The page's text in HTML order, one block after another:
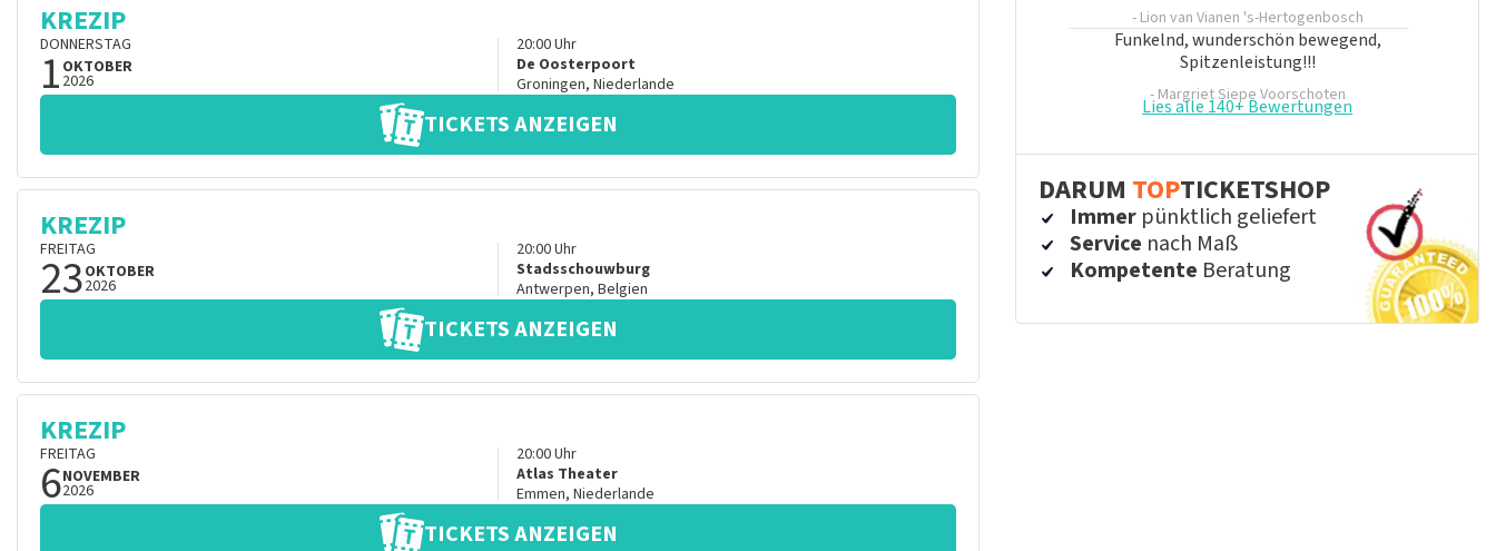
KREZIP
DONNERSTAG
1 OKTOBER
2026
20:00Uhr
De Oosterpoort
Groningen, Niederlande
TICKETS ANZEIGEN
KREZIP
FREITAG
23OKTOBER
2026
20:00Uhr
Stadsschouwburg
Antwerpen, Belgien
TICKETS ANZEIGEN
KREZIP
FREITAG
6NOVEMBER
2026
20:00Uhr
Atlas Theater
Emmen, Niederlande
TICKETS ANZEIGEN
- Lion van Vianen 's-Hertogenbosch
Funkelnd, wunderschön bewegend,
Spitzenleistung!!!
- Margriet Siepe Voorschoten
Lies alle 140+ Bewertungen
DARUM TOPTICKETSHOP
Immer pünktlich geliefert
Service nach Maß
Kompetente Beratung